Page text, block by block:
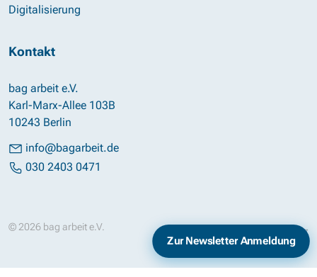
Digitalisierung
Kontakt
bag arbeit e.V.
Karl-Marx-Allee 103B
10243 Berlin
info@bagarbeit.de
030 2403 0471
© 2026 bag arbeit e.V. Datenschutz
Zur Newsletter Anmeldung